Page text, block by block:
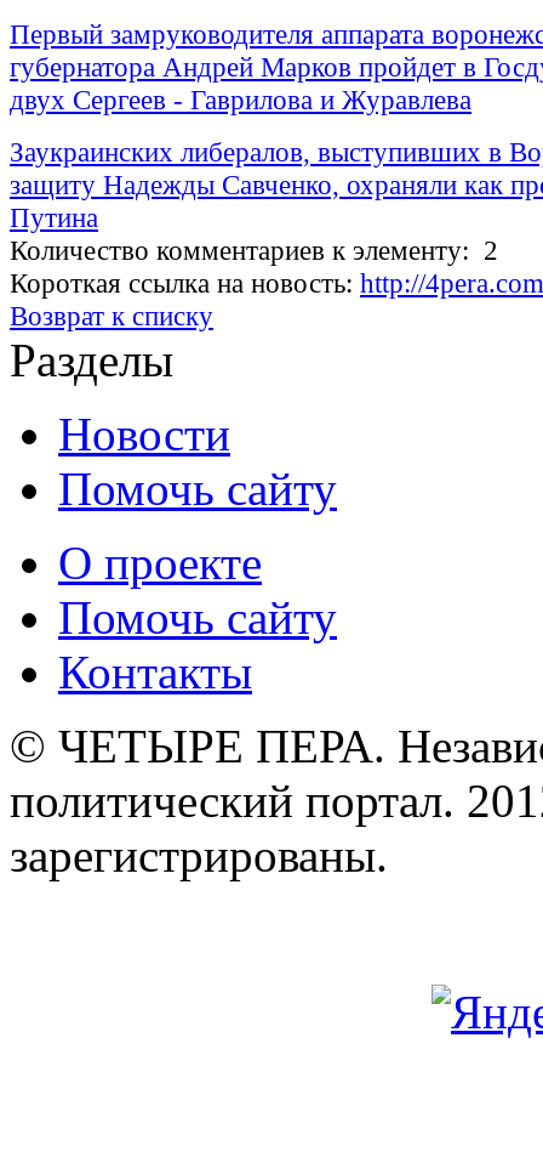
Первый замруководителя аппарата
губернатора Андрей Марков пройдет в
двух Сергеев - Гаврилова и Журавлева
Заукраинских либералов, выступивших в
защиту Надежды Савченко, охраняли как
Путина
Количество комментариев к элементу: 2
Короткая ссылка на новость: http://
Возврат к списку
Разделы
Новости
Помочь сайту
О проекте
Помочь сайту
Контакты
© ЧЕТЫРЕ ПЕРА.
политический портал.
зарегистрированы.